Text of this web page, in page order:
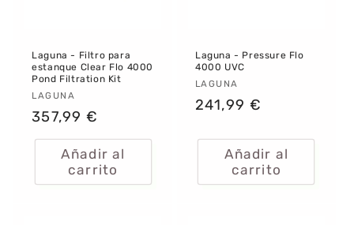
Laguna - Filtro para
estanque Clear Flo 4000
Pond Filtration Kit
Proveedor:
LAGUNA
Precio
habitual
357,99 €
Añadir al
carrito
Laguna - Pressure Flo
4000 UVC
Proveedor:
LAGUNA
Precio
241,99 €
Añadir al
carrito